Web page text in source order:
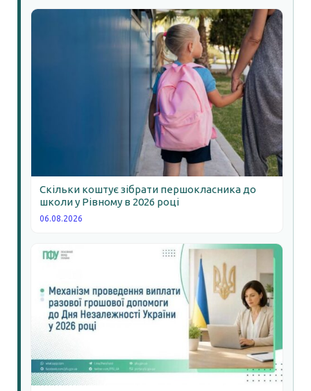
Скільки коштує зібрати першокласника до
школи у Рівному в 2026 році
06.08.2026